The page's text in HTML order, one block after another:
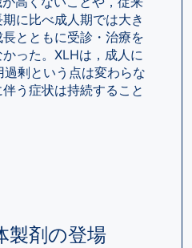
に比べ成人期では大き
とともに受診・治療を
った。XLHは，成人に
剰という点は変わらな
う症状は持続すること
製剤の登場